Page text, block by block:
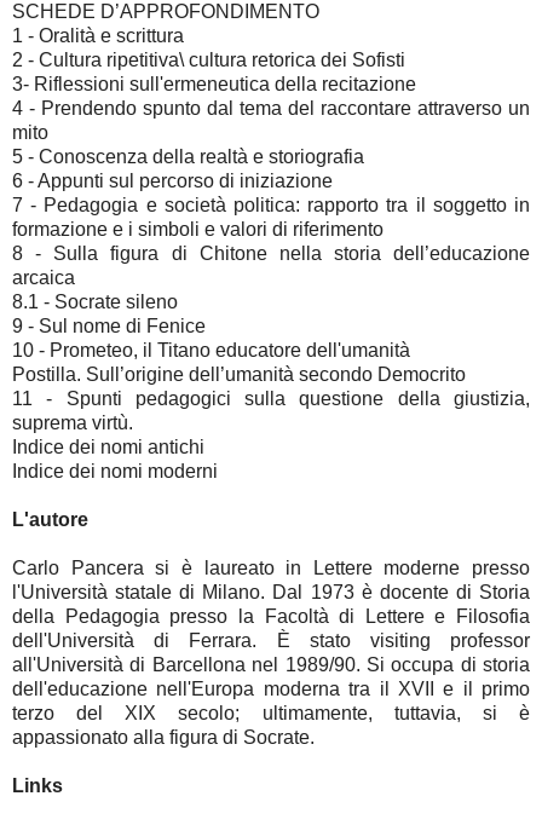
SCHEDE D’APPROFONDIMENTO
1 - Oralità e scrittura
2 - Cultura ripetitiva\ cultura retorica dei Sofisti
3- Riflessioni sull'ermeneutica della recitazione
4 - Prendendo spunto dal tema del raccontare attraverso un
mito
5 - Conoscenza della realtà e storiografia
6 - Appunti sul percorso di iniziazione
7 - Pedagogia e società politica: rapporto tra il soggetto in
formazione e i simboli e valori di riferimento
8 - Sulla figura di Chitone nella storia dell’educazione
arcaica
8.1 - Socrate sileno
9 - Sul nome di Fenice
10 - Prometeo, il Titano educatore dell'umanità
Postilla. Sull’origine dell’umanità secondo Democrito
11 - Spunti pedagogici sulla questione della giustizia,
suprema virtù.
Indice dei nomi antichi
Indice dei nomi moderni
L'autore
Carlo Pancera si è laureato in Lettere moderne presso
l'Università statale di Milano. Dal 1973 è docente di Storia
della Pedagogia presso la Facoltà di Lettere e Filosofia
dell'Università di Ferrara. È stato visiting professor
all'Università di Barcellona nel 1989/90. Si occupa di storia
dell'educazione nell'Europa moderna tra il XVII e il primo
terzo del XIX secolo; ultimamente, tuttavia, si è
appassionato alla figura di Socrate.
Links